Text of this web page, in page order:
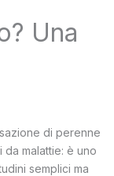
Una
di perenne
malattie: è uno
semplici ma